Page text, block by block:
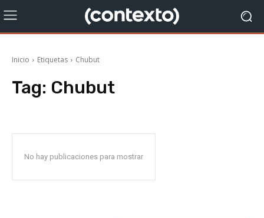
Inicio Etiquetas Chubut
Tag: Chubut
No hay publicaciones para mostrar